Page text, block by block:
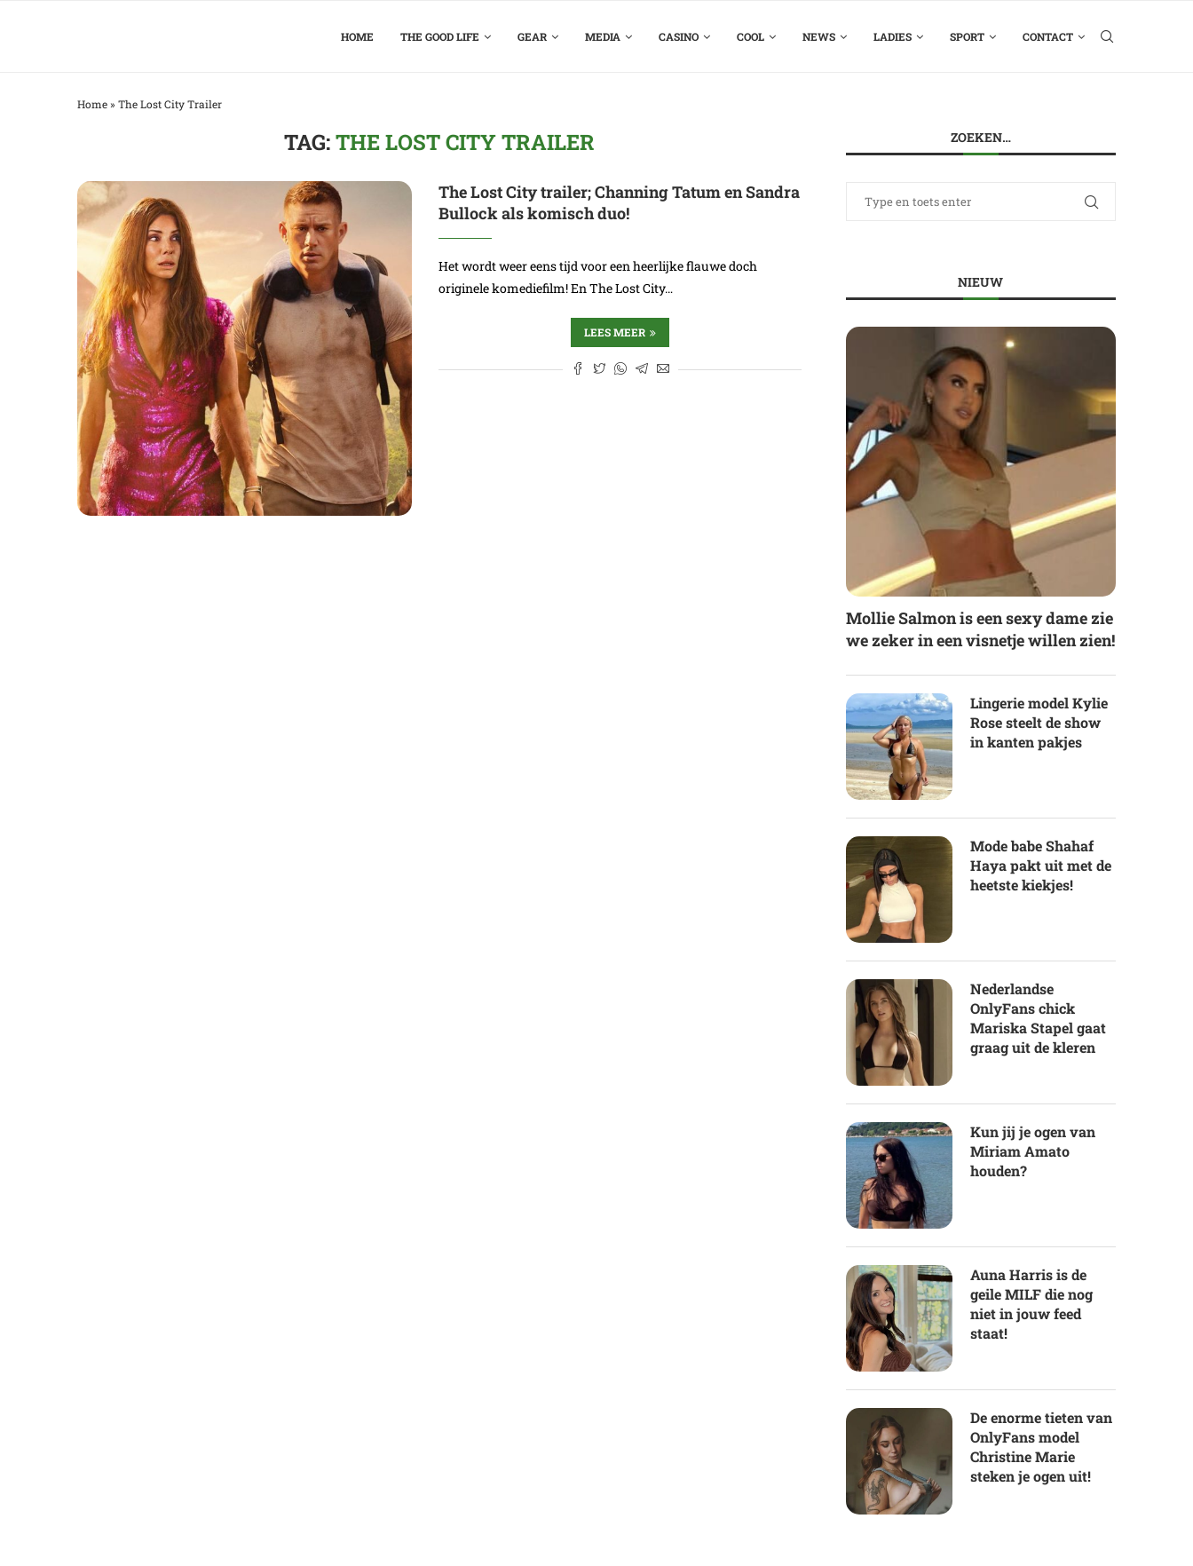
HOME THE GOOD LIFE GEAR MEDIA CASINO COOL NEWS LADIES SPORT CONTACT
Home» The Lost City Trailer
TAG:THE LOST CITY TRAILER
The Lost City trailer; Channing Tatum en Sandra
Bullock als komisch duo!
Het wordt weer eens tijd voor een heerlijke flauwe doch
originele komediefilm! En The Lost City…
LEES MEER
ZOEKEN…
NIEUW
Mollie Salmon is een sexy dame zie
we zeker in een visnetje willen zien!
Lingerie model Kylie
Rose steelt de show
in kanten pakjes
Mode babe Shahaf
Haya pakt uit met de
heetste kiekjes!
Nederlandse
OnlyFans chick
Mariska Stapel gaat
graag uit de kleren
Kun jij je ogen van
Miriam Amato
houden?
Auna Harris is de
geile MILF die nog
niet in jouw feed
staat!
De enorme tieten van
OnlyFans model
Christine Marie
steken je ogen uit!